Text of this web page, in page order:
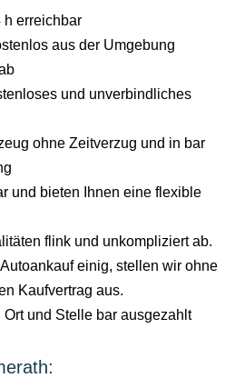
h erreichbar
aus der Umgebung
und unverbindliches
ohne Zeitverzug und in bar
und bieten Ihnen eine flexible
flink und unkompliziert ab.
einig, stellen wir ohne
Kaufvertrag aus.
und Stelle bar ausgezahlt